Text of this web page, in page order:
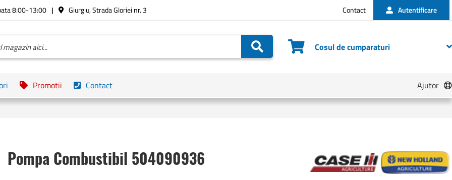
8:00-13:00 Giurgiu, Strada Gloriei nr. 3 Contact Autentificare
Cosul de cumparaturi
Cautare
Promotii Contact Ajutor
Pompa Combustibil 504090936